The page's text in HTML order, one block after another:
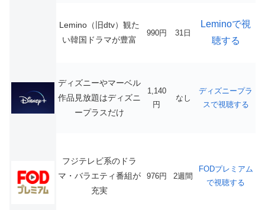
Lemino（旧dtv）観た
い韓国ドラマが豊富
990円 31日
Leminoで視
聴する
ディズニーやマーベル
作品見放題はディズニ
ープラスだけ
1,140
円
なし
ディズニープラ
スで視聴する
フジテレビ系のドラ
マ・バラエティ番組が
充実
976円 2週間
FODプレミアム
で視聴する